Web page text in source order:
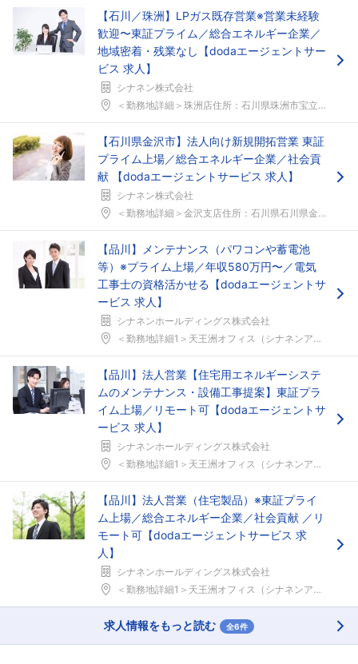
【石川／珠洲】LPガス既存営業※営業未経験
歓迎〜東証プライム／総合エネルギー企業／
地域密着・残業なし【dodaエージェントサー
ビス 求人】
シナネン株式会社
＜勤務地詳細＞珠洲店住所：石川県珠洲市宝立町春日野...
【石川県金沢市】法人向け新規開拓営業 東証
プライム上場／総合エネルギー企業／社会貢
献 【dodaエージェントサービス 求人】
シナネン株式会社
＜勤務地詳細＞金沢支店住所：石川県石川県金沢市佐奇...
【品川】メンテナンス（パワコンや蓄電池
等）※プライム上場／年収580万円〜／電気
工事士の資格活かせる【dodaエージェントサ
ービス 求人】
シナネンホールディングス株式会社
＜勤務地詳細1＞天王洲オフィス（シナネンアクシア出...
【品川】法人営業【住宅用エネルギーシステ
ムのメンテナンス・設備工事提案】東証プラ
イム上場／リモート可【dodaエージェントサ
ービス 求人】
シナネンホールディングス株式会社
＜勤務地詳細1＞天王洲オフィス（シナネンアクシア出...
【品川】法人営業（住宅製品）※東証プライ
ム上場／総合エネルギー企業／社会貢献 ／リ
モート可【dodaエージェントサービス 求
人】
シナネンホールディングス株式会社
＜勤務地詳細1＞天王洲オフィス（シナネンアクシア出...
求人情報をもっと読む 全6件